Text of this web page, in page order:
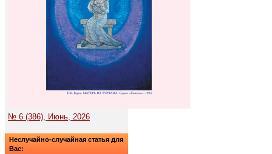
№ 6 (386), Июнь, 2026
Неслучайно-случайная статья для
Вас: